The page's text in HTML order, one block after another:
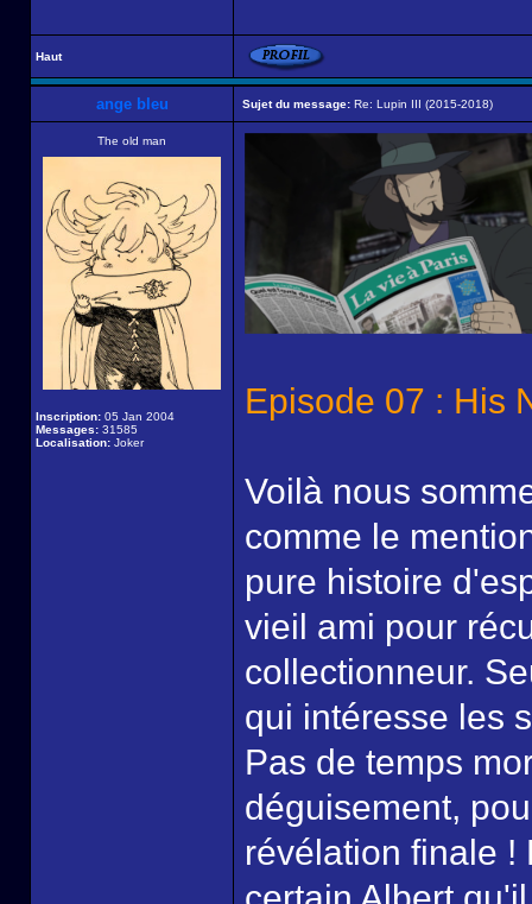
Haut
ange bleu Sujet du message: Re: Lupin III (2015-2018)
The old man
Inscription: 05 Jan 2004
Messages: 31585
Localisation: Joker
Episode 07 : His
Voilà nous
comme le
pure histoire
vieil ami pour
collectionneur.
qui intéresse les
Pas de temps
déguisement,
révélation finale !